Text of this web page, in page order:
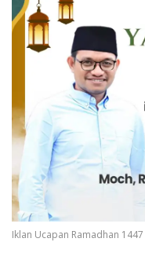
Iklan Ucapan Ramadhan 1447